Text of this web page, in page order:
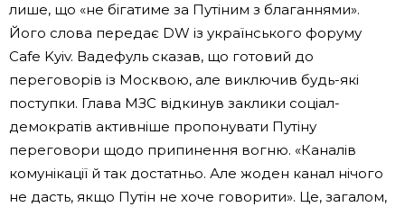
лише, що «не бігатиме за Путіним з благаннями».
Його слова передає DW із українського форуму
Cafe Kyiv. Вадефуль сказав, що готовий до
переговорів із Москвою, але виключив будь-які
поступки. Глава МЗС відкинув заклики соціал-
демократів активніше пропонувати Путіну
переговори щодо припинення вогню. «Каналів
комунікації й так достатньо. Але жоден канал нічого
не дасть, якщо Путін не хоче говорити». Це, загалом,